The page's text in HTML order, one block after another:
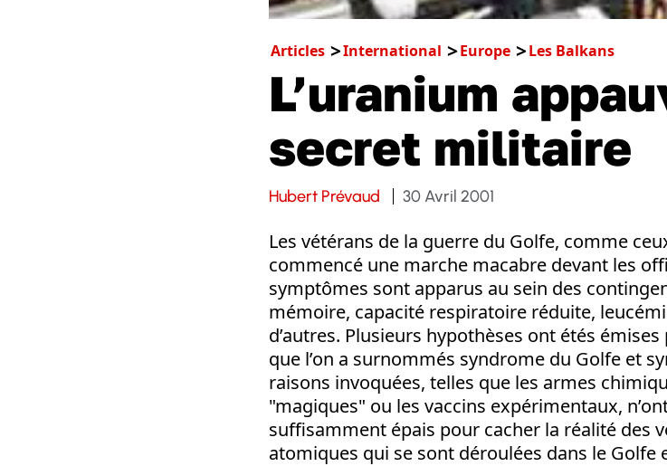
Articles International Europe Les Balkans
L’uranium
secret militaire
Hubert Prévaud 30 Avril 2001
Les vétérans de la guerre du Golfe, comme
commencé une marche macabre devant les
symptômes sont apparus au sein des
mémoire, capacité respiratoire réduite,
d’autres. Plusieurs hypothèses ont étés
que l’on a surnommés syndrome du Golfe et
raisons invoquées, telles que les armes
"magiques" ou les vaccins expérimentaux,
suffisamment épais pour cacher la réalité des
atomiques qui se sont déroulées dans le Golfe